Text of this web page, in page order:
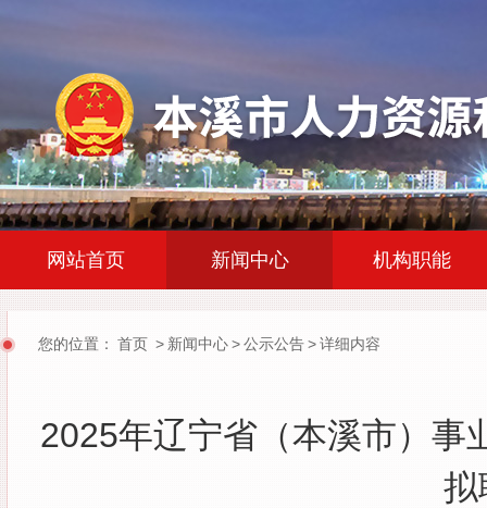
网站首页 新闻中心 机构职能
您的位置： 首页 > 新闻中心>公示公告>详细内容
2025年辽宁省（本溪市）事
拟